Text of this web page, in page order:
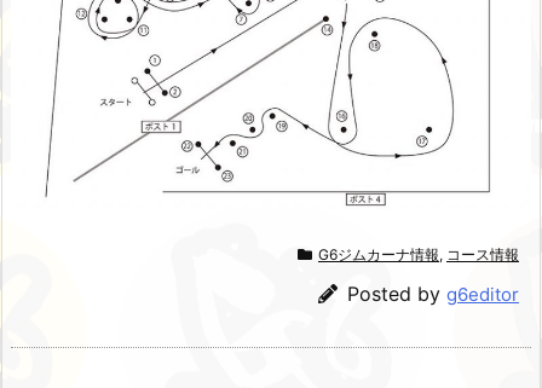
G6ジムカーナ情報, コース情報
Posted by g6editor